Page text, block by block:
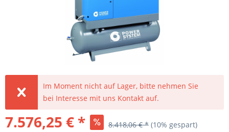
Im Moment nicht auf Lager, bitte nehmen Sie
bei Interesse mit uns Kontakt auf.
7.576,25 € * 8.418,06 € * (10% gespart)